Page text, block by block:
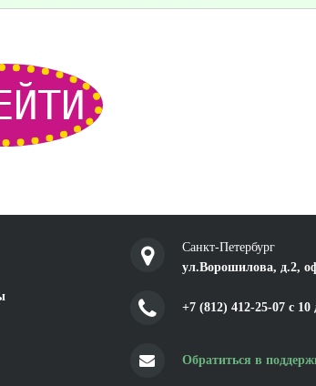
Санкт-Петербург
ул.Ворошилова, д.2,
+7 (812) 412-25-07 c 10
Обратиться в